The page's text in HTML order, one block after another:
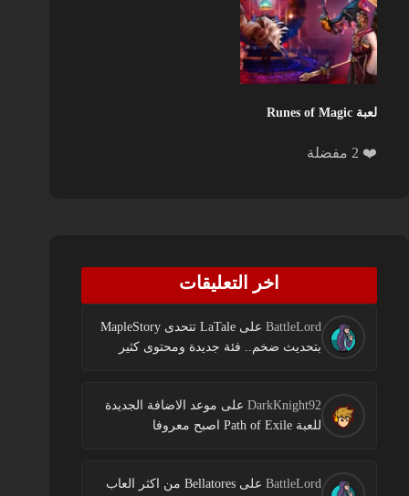
لعبة Runes of Magic
❤️ 2 مفضلة
اخر التعليقات
BattleLord على
LaTale تتحدى MapleStory
بتحديث ضخم.. فئة جديدة ومحتوى كثير
DarkKnight92 على موعد الاضافة الجديدة
للعبة Path of Exile اصبح معروفا
BattleLord على
Bellatores من اكثر العاب